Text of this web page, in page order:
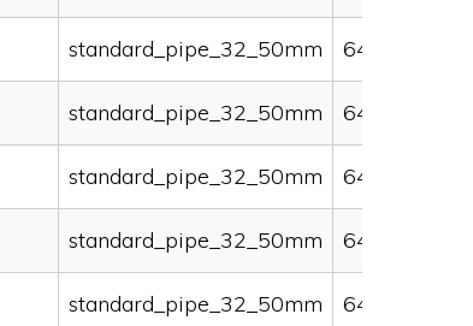
standard_pipe_32_50mm 64000
standard_pipe_32_50mm 64000
standard_pipe_32_50mm 64000
standard_pipe_32_50mm 64000
standard_pipe_32_50mm 64000